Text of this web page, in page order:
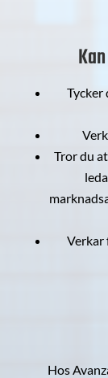
Tycker
Tror du
Verkar
Hos